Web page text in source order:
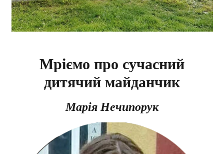
Мріємо про сучасний
дитячий майданчик
Марія Нечипорук